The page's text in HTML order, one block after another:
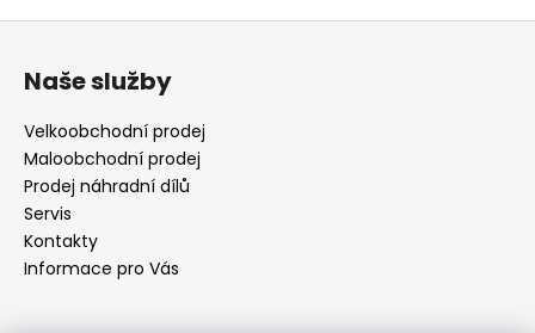
Naše služby
Velkoobchodní prodej
Maloobchodní prodej
Prodej náhradní dílů
Servis
Kontakty
Informace pro Vás